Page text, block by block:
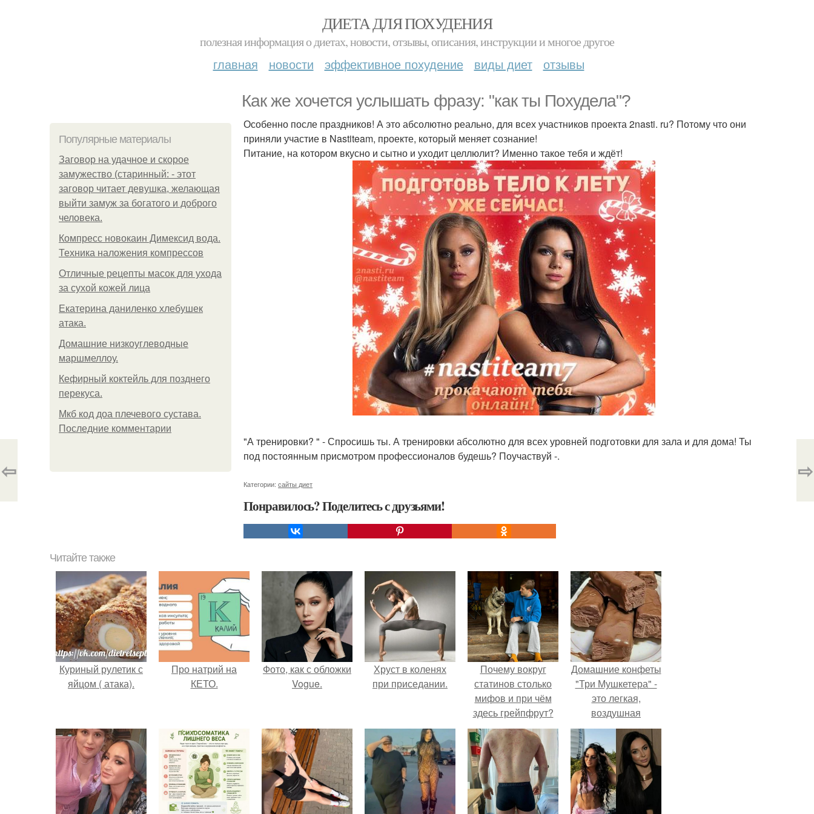
ДИЕТА ДЛЯ ПОХУДЕНИЯ
полезная информация о диетах, новости, отзывы, описания, инструкции и многое другое
главная новости эффективное похудение виды диет отзывы
Как же хочется услышать фразу: "как ты Похудела"?
Популярные материалы
Заговор на удачное и скорое
замужество (старинный: - этот
заговор читает девушка, желающая
выйти замуж за богатого и доброго
человека.
Компресс новокаин Димексид вода.
Техника наложения компрессов
Отличные рецепты масок для ухода
за сухой кожей лица
Екатерина даниленко хлебушек
атака.
Домашние низкоуглеводные
маршмеллоу.
Кефирный коктейль для позднего
перекуса.
Мкб код доа плечевого сустава.
Последние комментарии
Особенно после праздников! А это абсолютно реально, для всех участников проекта 2nasti. ru? Потому что они
приняли участие в Nastiteam, проекте, который меняет сознание!
Питание, на котором вкусно и сытно и уходит целлюлит? Именно такое тебя и ждёт!
"А тренировки? " - Спросишь ты. А тренировки абсолютно для всех уровней подготовки для зала и для дома! Ты
под постоянным присмотром профессионалов будешь? Поучаствуй -.
Категории: сайты диет
Понравилось? Поделитесь с друзьями!
⇦ ⇨
Читайте также
Куриный рулетик с
яйцом ( атака).
Про натрий на
КЕТО.
Фото, как с обложки
Vogue.
Хруст в коленях
при приседании.
Почему вокруг
статинов столько
мифов и при чём
здесь грейпфрут?
Домашние конфеты
"Три Мушкетера" -
это легкая,
воздушная
шоколадная нуга,
покрытая
молочным
шоколадом.